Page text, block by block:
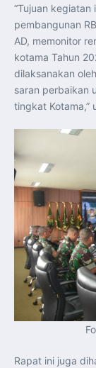
dan
“Tujuan
pembangunan
AD, memonitor
kotama Tahun
dilaksanakan
saran perbaikan
tingkat Kotama,”
Rapat ini juga